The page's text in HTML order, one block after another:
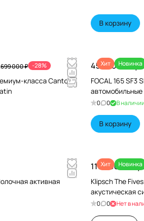
В корзину
699 000 ₽ -28%
класса Canton
Хит Новинка
45 640 ₽/
FOCAL 165 SF3
автомобильные
0 0 В наличии
В корзину
активная
Хит Новинка
119 990 ₽/
Klipsch The
акустическая
0 0 Нет в